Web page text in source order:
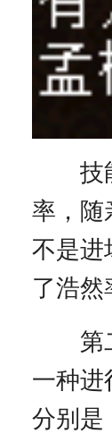
技能
率，随
不是进
了浩然
第二
一种进
分别是